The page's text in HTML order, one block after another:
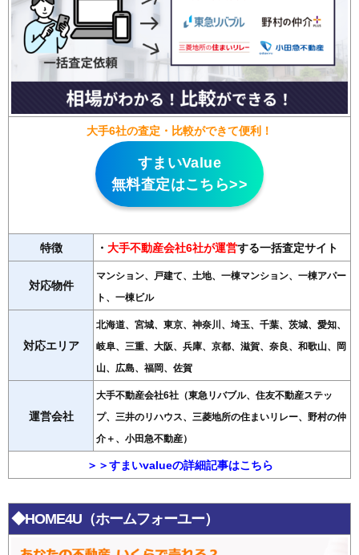
大手6社の査定・比較ができて便利！
すまいValue
無料査定はこちら>>
特徴 ・ 大手不動産会社6社が運営する一括査定サイト
対応物件
マンション、戸建て、土地、一棟マンション、一棟アパー
ト、一棟ビル
対応エリア
北海道、宮城、東京、神奈川、埼玉、千葉、茨城、愛知、
岐阜、三重、大阪、兵庫、京都、滋賀、奈良、和歌山、岡
山、広島、福岡、佐賀
運営会社
大手不動産会社6社（東急リバブル、住友不動産ステッ
プ、三井のリハウス、三菱地所の住まいリレー、野村の仲
介＋、小田急不動産）
＞＞すまいvalueの詳細記事はこちら
◆HOME4U（ホームフォーユー）